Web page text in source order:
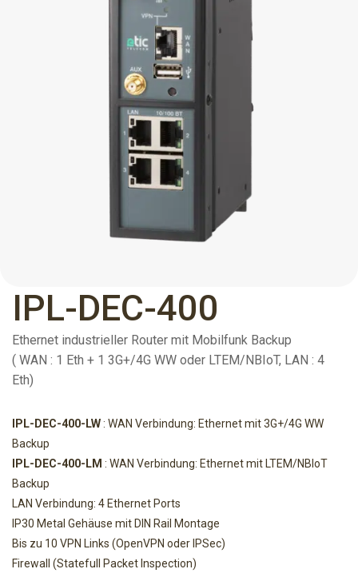
IPL-DEC-400
Ethernet industrieller Router mit Mobilfunk Backup
( WAN : 1 Eth + 1 3G+/4G WW oder LTEM/NBIoT, LAN : 4
Eth)
IPL-DEC-400-LW: WAN Verbindung: Ethernet mit 3G+/4G WW
Backup
IPL-DEC-400-LM : WAN Verbindung: Ethernet mit LTEM/NBIoT
Backup
LAN Verbindung: 4 Ethernet Ports
IP30 Metal Gehäuse mit DIN Rail Montage
Bis zu 10 VPN Links (OpenVPN oder IPSec)
Firewall (Statefull Packet Inspection)